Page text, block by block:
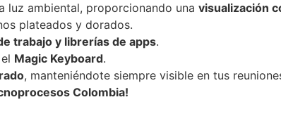
luz ambiental, proporcionando una visualización
plateados y dorados.
trabajo y librerías de apps.
Magic Keyboard.
, manteniéndote siempre visible en tus
Colombia!